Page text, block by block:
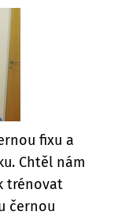
fixu a
Chtěl nám
trénovat
černou